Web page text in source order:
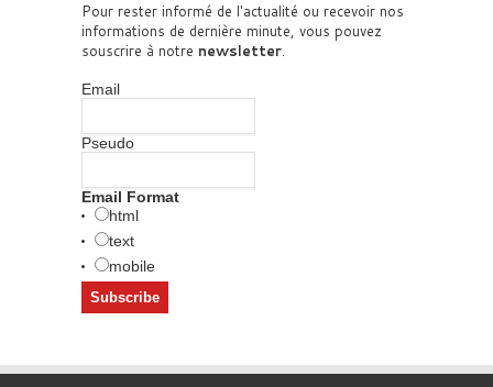
Pour rester informé de l'actualité ou recevoir nos
informations de dernière minute, vous pouvez
souscrire à notre newsletter.
Email
Pseudo
Email Format
html
text
mobile